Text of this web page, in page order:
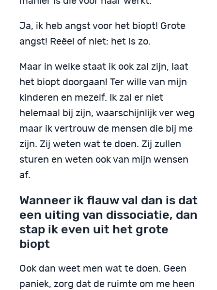
Ja, ik heb angst voor het biopt! Grote
angst! Reëel of niet: het is zo.
Maar in welke staat ik ook zal zijn, laat
het biopt doorgaan! Ter wille van mijn
kinderen en mezelf. Ik zal er niet
helemaal bij zijn, waarschijnlijk ver weg
maar ik vertrouw de mensen die bij me
zijn. Zij weten wat te doen. Zij zullen
sturen en weten ook van mijn wensen
af.
Wanneer ik flauw val dan is dat
een uiting van dissociatie, dan
stap ik even uit het grote
biopt
Ook dan weet men wat te doen. Geen
paniek, zorg dat de ruimte om me heen